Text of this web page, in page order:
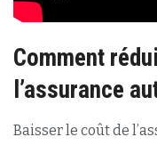
Comment
l’assurance
Baisser le coût de